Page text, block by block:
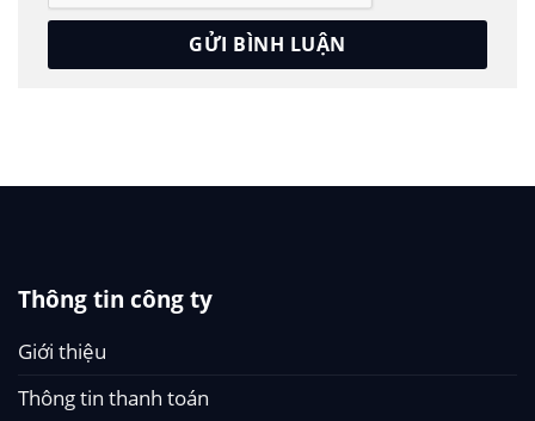
Thông tin công ty
Giới thiệu
Thông tin thanh toán